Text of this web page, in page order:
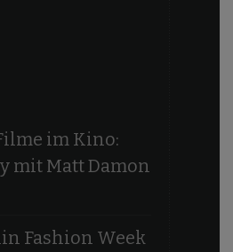
im Kino:
mit Matt Damon
Fashion Week